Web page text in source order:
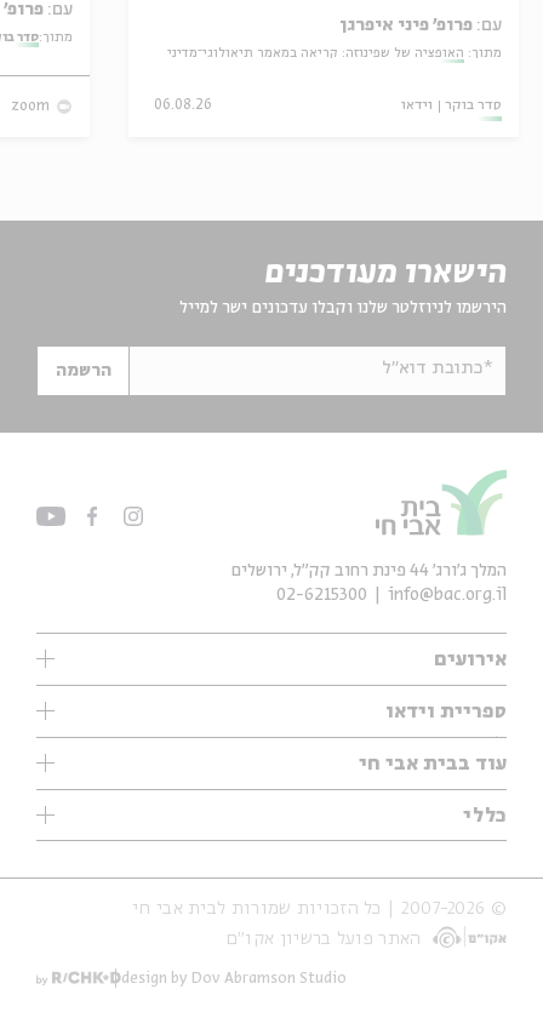
עם: פרופ' פיני איפרגן
מתוך: האופציה של שפינוזה: קריאה במאמר תיאולוגי־מדיני
סדר בוקר וידאו 06.08.26
עם: פרופ' אביגדור שנאן
מתוך:סדר
zoom
הישארו מעודכנים
הירשמו לניוזלטר שלנו וקבלו עדכונים ישר למייל
*כתובת דוא"ל הרשמה
אירועים
עיון
אנגלית
נוער
סדרות
אירועי עבר
אירועים בירושלים
ספריית וידאו
ילדים
מוזיקה
עיון
מיוחדים
עוד בבית אבי חי
תערוכות
מיוחדים
כללי
אודות
הצהרת נגישות
תנאי שימוש והצהרת פרטיות
המלך ג'ורג' 44 פינת רחוב קק״ל, ירושלים
info@bac.org.il
02-6215300
© 2007-2026 | כל הזכויות שמורות לבית אבי חי
האתר פועל ברשיון אקו״ם
design by Dov Abramson Studio